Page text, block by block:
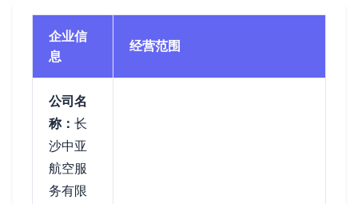
企业信
息
经营范围
公司名
称： 长
沙中亚
航空服
务有限